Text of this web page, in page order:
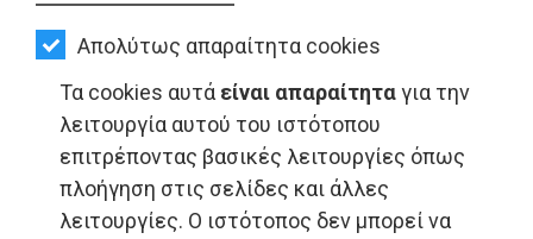
Απολύτως απαραίτητα cookies
Τα cookies αυτά είναι απαραίτηταγια την
λειτουργία αυτού του ιστότοπου
επιτρέποντας βασικές λειτουργίες όπως
πλοήγηση στις σελίδες και άλλες
λειτουργίες. Ο ιστότοπος δεν μπορεί να
ΟΙΚΟΝΟΜΙΑ
ΑΘΛΗΤΙΣΜΟΣ
ΠΟΛΙΤΙΣΜΟΣ
ΣΠΙΤΙ-
ΚΗΠΟΣ
ΕΙΔΗΣΕΙΣ - Μαραθώνας